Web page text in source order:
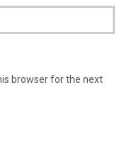
browser for the next